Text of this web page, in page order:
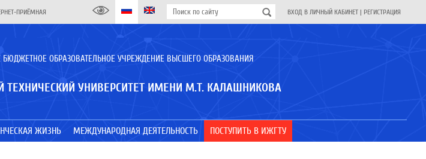
ПРИЁМНАЯ ВХОД В ЛИЧНЫЙ КАБИНЕТ | РЕГИСТРАЦИЯ
БЮДЖЕТНОЕ ОБРАЗОВАТЕЛЬНОЕ УЧРЕЖДЕНИЕ ВЫСШЕГО ОБРАЗОВАНИЯ
ТЕХНИЧЕСКИЙ УНИВЕРСИТЕТ ИМЕНИ М.Т. КАЛАШНИКОВА
ЖИЗНЬ МЕЖДУНАРОДНАЯ ДЕЯТЕЛЬНОСТЬ ПОСТУПИТЬ В ИЖГТУ